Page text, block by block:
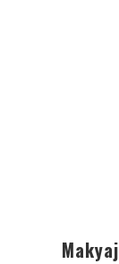
Makyaj